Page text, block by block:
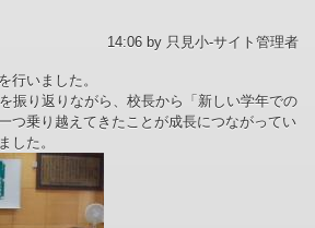
14:06 by 只見小-サイト管理者
行いました。
振り返りながら、校長から「新しい学年での
つ乗り越えてきたことが成長につながってい
した。